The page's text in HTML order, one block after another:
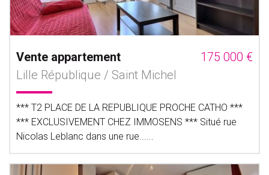
Vente appartement
175 000 €
Lille République / Saint Michel
*** T2 PLACE DE LA REPUBLIQUE PROCHE CATHO ***
*** EXCLUSIVEMENT CHEZ IMMOSENS *** Situé rue
Nicolas Leblanc dans une rue......